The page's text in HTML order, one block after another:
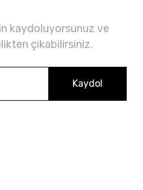
kaydoluyorsunuz ve
çıkabilirsiniz.
Kaydol